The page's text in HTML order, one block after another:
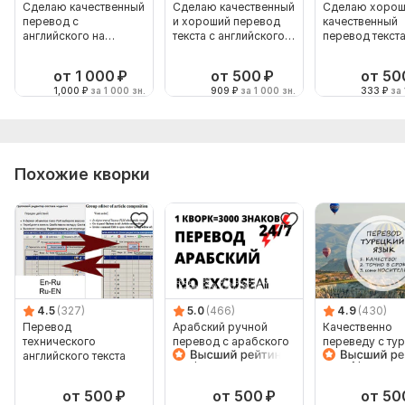
Сделаю качественный
перевод с
английского на
от 1 000 ₽
1,000 ₽ за 1 000 зн.
Сделаю качественный
и хороший перевод
текста с английского
от 500 ₽
909 ₽ за 1 000 зн.
Сделаю
качественный
перевод
от
333 ₽ за
Похожие кворки
4.5 (327)
Перевод
технического
английского текста
от 500 ₽
5.0 (466)
Арабский ручной
перевод с арабского
на арабский
от 500 ₽
4.9 (430)
Качественно
переведу с
и на турецкий
от